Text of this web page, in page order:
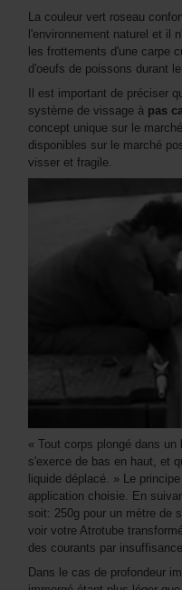
La couleur vert roseau
l'environnement naturel et il
les frottements d'une carpe
d'oeufs de poissons durant le
Il est important de préciser
système de vissage à pas
concept unique sur le
disponibles sur le marché
visser et fragile.
« Tout corps plongé dans
s'exerce de bas en haut, et
liquide déplacé. » Le
application choisie. En
soit: 250g pour un mètre de
voir votre Atrotube
des courants par
Dans le cas de profondeur